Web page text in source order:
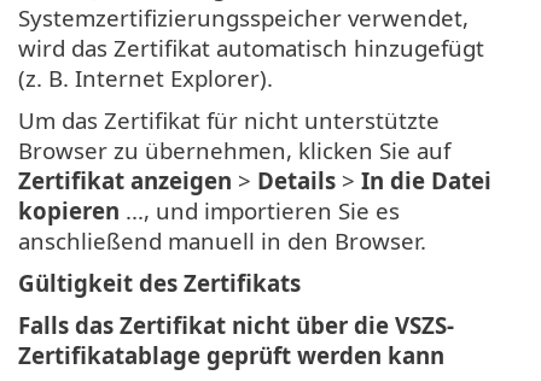
Systemzertifizierungsspeicher verwendet,
wird das Zertifikat automatisch hinzugefügt
(z. B. Internet Explorer).
Um das Zertifikat für nicht unterstützte
Browser zu übernehmen, klicken Sie auf
Zertifikat anzeigen > Details > In die Datei
kopieren ..., und importieren Sie es
anschließend manuell in den Browser.
Gültigkeit des Zertifikats
Falls das Zertifikat nicht über die VSZS-
Zertifikatablage geprüft werden kann